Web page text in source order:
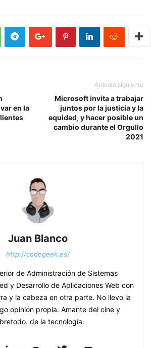
en la
Artículo siguiente
Microsoft invita a trabajar
juntos por la justicia y la
equidad, y hacer posible un
cambio durante el Orgullo
2021
Juan Blanco
http://codegeek.es/
de Administración de Sistemas
y Desarrollo de Aplicaciones Web con
y la cabeza en otra parte. No llevo la
opinión propia. Amante del cine y
de la tecnología.